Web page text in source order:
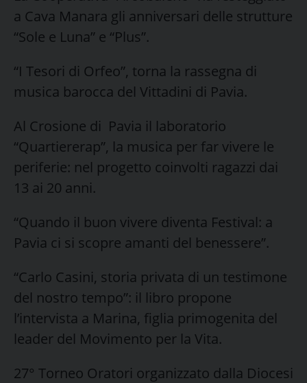
a Cava Manara gli anniversari delle strutture
“Sole e Luna” e “Plus”.
“I Tesori di Orfeo”, torna la rassegna di
musica barocca del Vittadini di Pavia.
Al Crosione di Pavia il laboratorio
“Quartiererap”, la musica per far vivere le
periferie: nel progetto coinvolti ragazzi dai
13 ai 20 anni.
“Quando il buon vivere diventa Festival: a
Pavia ci si scopre amanti del benessere”.
“Carlo Casini, storia privata di un testimone
del nostro tempo”: il libro propone
l’intervista a Marina, figlia primogenita del
leader del Movimento per la Vita.
27° Torneo Oratori organizzato dalla Diocesi